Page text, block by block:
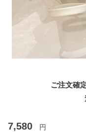
ご注文確
7,580 円